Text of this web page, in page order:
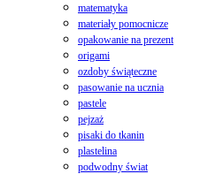
matematyka
materiały pomocnicze
opakowanie na prezent
origami
ozdoby świąteczne
pasowanie na ucznia
pastele
pejzaż
pisaki do tkanin
plastelina
podwodny świat